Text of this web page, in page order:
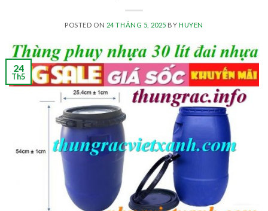
POSTED ON 24 THÁNG 5, 2025 BY HUYEN
24
Th5